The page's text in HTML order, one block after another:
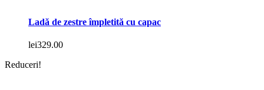
Ladă de zestre împletită cu capac
lei329.00
Reduceri!